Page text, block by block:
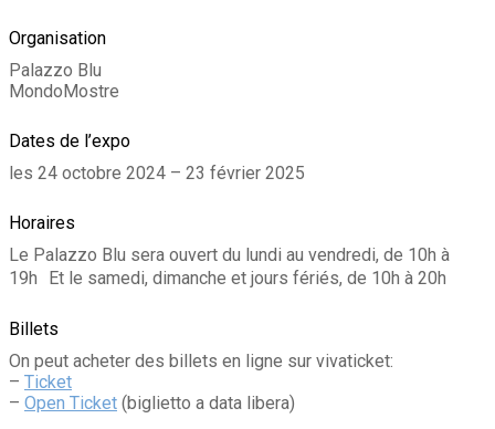
Organisation
Palazzo Blu
MondoMostre
Dates de l’expo
les 24 octobre 2024 – 23 février 2025
Horaires
Le Palazzo Blu sera ouvert du lundi au vendredi, de 10h à
19h Et le samedi, dimanche et jours fériés, de 10h à 20h
Billets
On peut acheter des billets en ligne sur vivaticket:
– Ticket
– Open Ticket (biglietto a data libera)